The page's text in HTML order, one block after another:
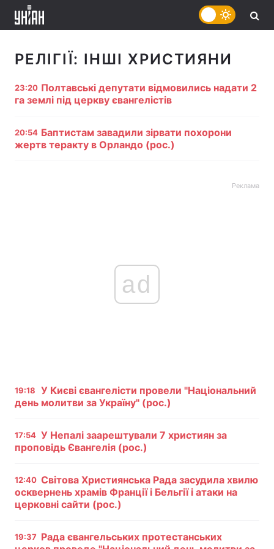
РЕЛІГІЇ: ІНШІ ХРИСТИЯНИ
23:20 Полтавські депутати відмовились надати 2
га землі під церкву євангелістів
20:54 Баптистам завадили зірвати похорони
жертв теракту в Орландо (рос.)
Реклама
ad
19:18
У Києві євангелісти провели "Національний
день молитви за Україну" (рос.)
17:54 У Непалі заарештували 7 християн за
проповідь Євангелія (рос.)
12:40 Світова Християнська Рада засудила хвилю
осквернень храмів Франції і Бельгії і атаки на
церковні сайти (рос.)
19:37 Рада євангельських протестанських